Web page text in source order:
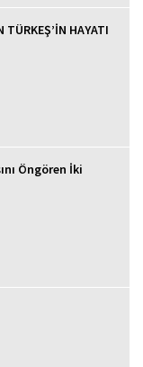
TÜRKEŞ’İN HAYATI
Öngören İki